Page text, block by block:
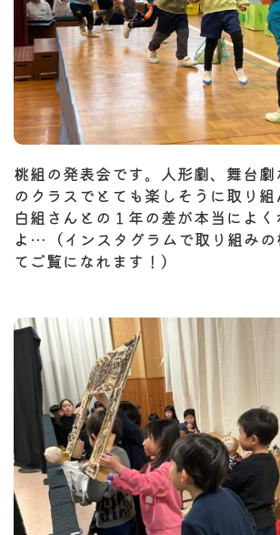
桃組の発表会です。人形劇、舞台
のクラスでとても楽しそうに取り組
白組さんとの１年の差が本当によ
よ…（インスタグラムで取り組みの
てご覧になれます！）